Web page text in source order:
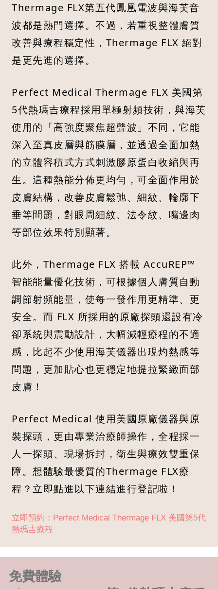
Thermage FLX第五代鳳凰電波與海芙音
波都是熱門選擇。不過，若重視整體膚質
改善與療程穩定性，Thermage FLX 絕對
是更先進的選擇。
Perfect Medical Thermage FLX 美國第
5代熱瑪吉療程採用單極射頻技術，與海芙
使用的「高強度聚焦超聲波」不同，它能
深入至真皮層與筋膜層，並透過全面加熱
的立體容積式方式刺激膠原蛋白收縮與再
生。這種熱能分佈更均勻，可全面作用於
皮膚結構，改善皮膚鬆弛、細紋、輪廓下
垂等問題，對眼周細紋、法令紋、嘴邊肉
等部位效果特別顯著。
此外，Thermage FLX 搭載 AccuREP™
智能能量優化技術，可根據個人膚質自動
調節射頻能量，使每一發作用更精準、更
安全。而 FLX 所採用的原廠探頭還設有冷
卻系統與震動設計，大幅減輕療程的不適
感，比起不少使用海芙儀器出現灼熱感等
問題，更加貼心也更穩定地提拉緊緻面部
皮膚！
Perfect Medical 使用美國原廠儀器與原
裝探頭，更由專業治療師操作，全程採一
人一探頭、現場拆封，衛生與療效雙重保
障。想體驗最優質的Thermage FLX療
程？立即點進以下連結進行登記啦！
立即預約：Perfect Medical Thermage FLX 美國第5代
熱瑪吉療程
免費體驗